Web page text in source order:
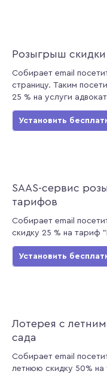
Розыгрыш скидки
Собирает email
страницу. Таким
25 % на услуги
Установить
SAAS-сервис
тарифов
Собирает email
скидку 25 % на тариф
Установить
Лотерея с
сада
Собирает email
летнюю скидку 50% на